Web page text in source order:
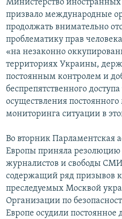
Министерство
призвало международные
продолжать внимательно
проблематику прав
«на незаконно
территориях Украины,
постоянным контролем и
беспрепятственного доступа
осуществления
мониторинга ситуации в
Во вторник Парламентская
Европы приняла
журналистов и свободы
содержащий ряд призывов к
преследуемых Москвой
Организации по
Европе осудили